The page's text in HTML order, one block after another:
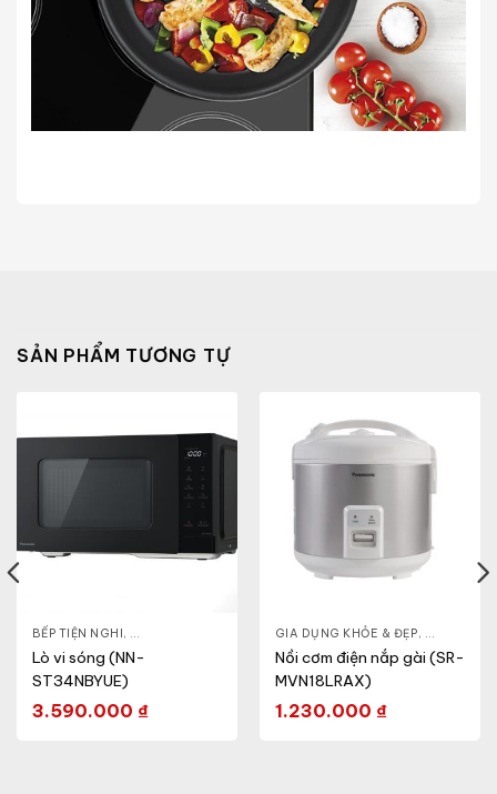
SẢN PHẨM TƯƠNG TỰ
BẾP TIỆN NGHI, ,LÒ VI SÓNG
Lò vi sóng (NN-
ST34NBYUE)
3.590.000 ₫
GIA DỤNG KHỎE & ĐẸP,
Nồi cơm điện nắp gài (SR-
MVN18LRAX)
1.230.000 ₫
CA - BÌNH ,NỒI CƠM ĐIỆN